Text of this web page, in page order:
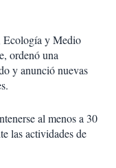
Ecología y Medio
ordenó una
y anunció nuevas
al menos a 30
las actividades de